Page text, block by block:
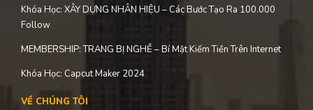
Khóa Học: XÂY DỰNG NHÂN HIỆU – Các Bước Tạo Ra 100.000
Follow
MEMBERSHIP: TRANG BỊ NGHỀ – Bí Mật Kiếm Tiền Trên Internet
Khóa Học: Capcut Maker 2024
VỀ CHÚNG TÔI